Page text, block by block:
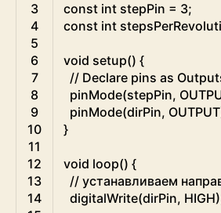
3
4
5
6
7
8
9
10
11
12
13
14
const int stepPin = 3;
const int
void setup() {
// Declare pins as
pinMode(stepPin,
pinMode(dirPin, OUTPUT
}
void loop() {
// устанавливаем
digitalWrite(dirPin, HIGH)